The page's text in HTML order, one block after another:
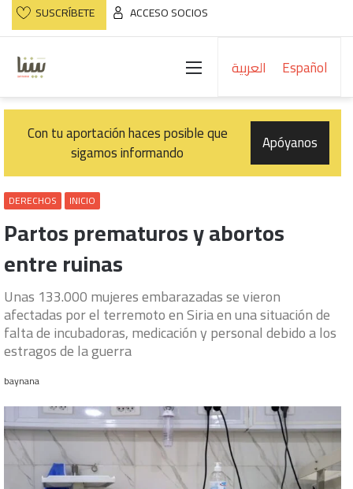
SUSCRÍBETE ACCESO SOCIOS
العربية Español
Menú
Con tu aportación haces posible que
sigamos informando Apóyanos
DERECHOS INICIO
Partos prematuros y abortos
entre ruinas
Unas 133.000 mujeres embarazadas se vieron
afectadas por el terremoto en Siria en una situación de
falta de incubadoras, medicación y personal debido a los
estragos de la guerra
baynana